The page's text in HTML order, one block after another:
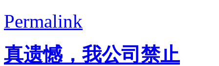
Permalink
真遗憾，我公司禁止